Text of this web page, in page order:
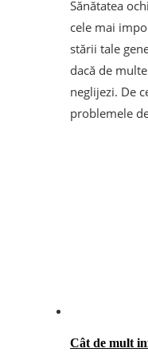
Sănătatea
cele mai
stării tale
dacă de
neglijezi. De
problemele
Cât de mult